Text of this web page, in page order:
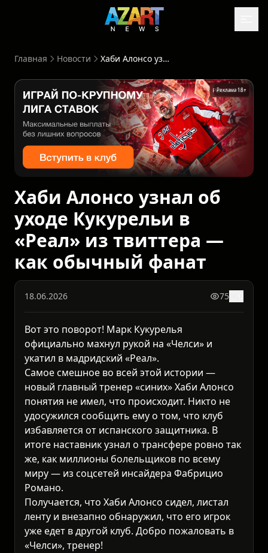
Главная Новости Хаби Алонсо узнал об уходе Кукурельи в «Реал» из твиттера — как обычный фанат
Реклама 18+
Хаби Алонсо узнал об
уходе Кукурельи в
«Реал» из твиттера —
как обычный фанат
18.06.2026 75
Вот это поворот! Марк Кукурелья
официально махнул рукой на «Челси» и
укатил в мадридский «Реал».
Самое смешное во всей этой истории —
новый главный тренер «синих» Хаби Алонсо
понятия не имел, что происходит. Никто не
удосужился сообщить ему о том, что клуб
избавляется от испанского защитника. В
итоге наставник узнал о трансфере ровно так
же, как миллионы болельщиков по всему
миру — из соцсетей инсайдера Фабрицио
Романо.
Получается, что Хаби Алонсо сидел, листал
ленту и внезапно обнаружил, что его игрок
уже едет в другой клуб. Добро пожаловать в
«Челси», тренер!